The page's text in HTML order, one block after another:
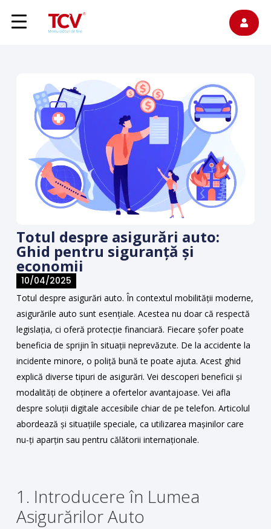
Totul despre asigurări auto:
Ghid pentru siguranță și
economii
10/04/2025
Totul despre asigurări auto. În contextul mobilității moderne,
asigurările auto sunt esențiale. Acestea nu doar că respectă
legislația, ci oferă protecție financiară. Fiecare șofer poate
beneficia de sprijin în situații neprevăzute. De la accidente la
incidente minore, o poliță bună te poate ajuta. Acest ghid
explică diverse tipuri de asigurări. Vei descoperi beneficii și
modalități de obținere a ofertelor avantajoase. Vei afla
despre soluții digitale accesibile chiar de pe telefon. Articolul
abordează și situațiile speciale, ca utilizarea mașinilor care
nu-ți aparțin sau pentru călătorii internaționale.
1. Introducere în Lumea
Asigurărilor Auto